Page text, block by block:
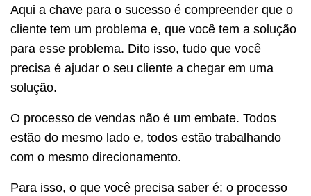
Aqui a chave para o sucesso é compreender que o
cliente tem um problema e, que você tem a solução
para esse problema. Dito isso, tudo que você
precisa é ajudar o seu cliente a chegar em uma
solução.
O processo de vendas não é um embate. Todos
estão do mesmo lado e, todos estão trabalhando
com o mesmo direcionamento.
Para isso, o que você precisa saber é: o processo